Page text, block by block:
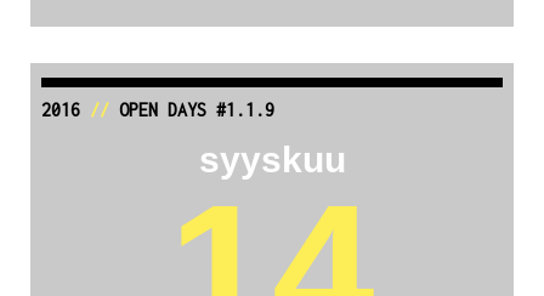
2016// OPEN DAYS #1.1.9
syyskuu